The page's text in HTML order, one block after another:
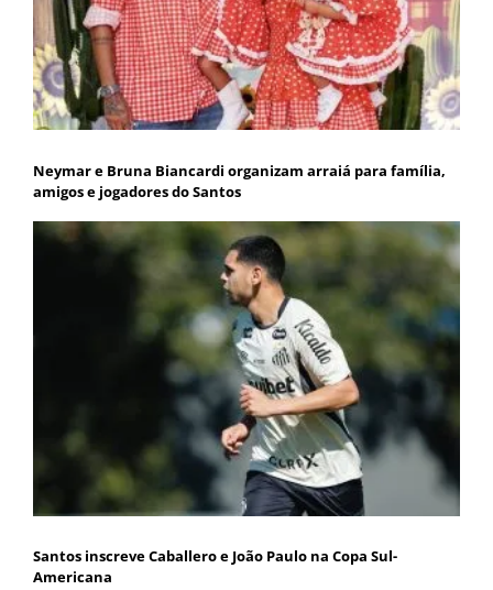
Neymar e Bruna Biancardi organizam arraiá para família,
amigos e jogadores do Santos
Santos inscreve Caballero e João Paulo na Copa Sul-
Americana